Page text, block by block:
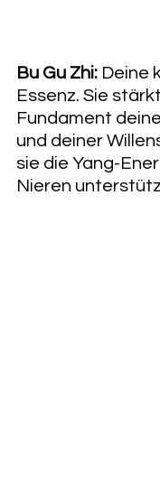
Bu Gu Zhi: Deine
Essenz. Sie
Fundament
und deiner
sie die Yang-
Nieren